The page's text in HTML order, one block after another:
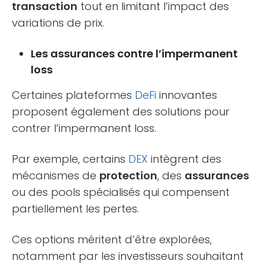
transaction tout en limitant l’impact des
variations de prix.
Les assurances contre l’impermanent
loss
Certaines plateformes DeFi innovantes
proposent également des solutions pour
contrer l’impermanent loss.
Par exemple, certains DEX intègrent des
mécanismes de protection, des assurances
ou des pools spécialisés qui compensent
partiellement les pertes.
Ces options méritent d’être explorées,
notamment par les investisseurs souhaitant